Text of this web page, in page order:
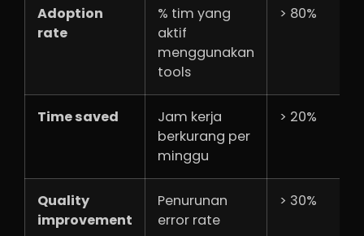
Adoption
rate
% tim yang
aktif
menggunakan
tools
> 80%
Time saved
Jam kerja
berkurang per
minggu
> 20%
Quality
improvement
Penurunan
error rate
> 30%